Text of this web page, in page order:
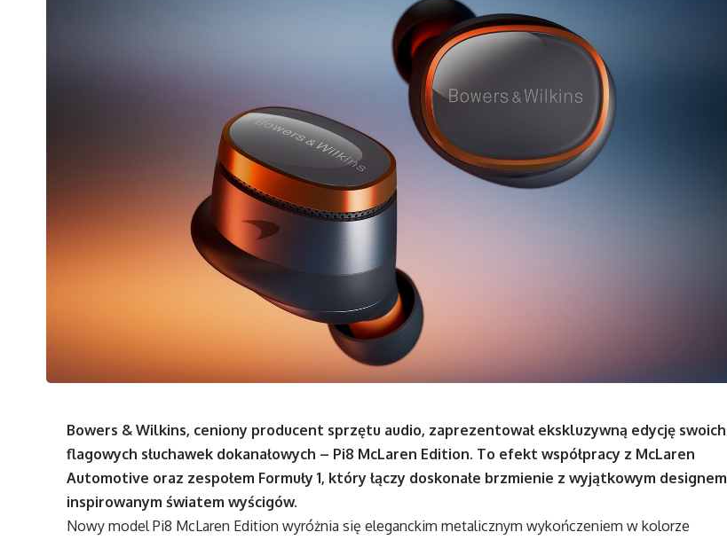
Bowers & Wilkins, ceniony producent sprzętu audio, zaprezentował ekskluzywną edycję swoich
flagowych słuchawek dokanałowych – Pi8 McLaren Edition. To efekt współpracy z McLaren
Automotive oraz zespołem Formuły 1, który łączy doskonałe brzmienie z wyjątkowym designem
inspirowanym światem wyścigów.
Nowy model Pi8 McLaren Edition wyróżnia się eleganckim metalicznym wykończeniem w kolorze